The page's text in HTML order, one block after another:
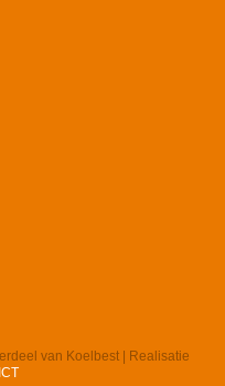
van Koelbest | Realisatie